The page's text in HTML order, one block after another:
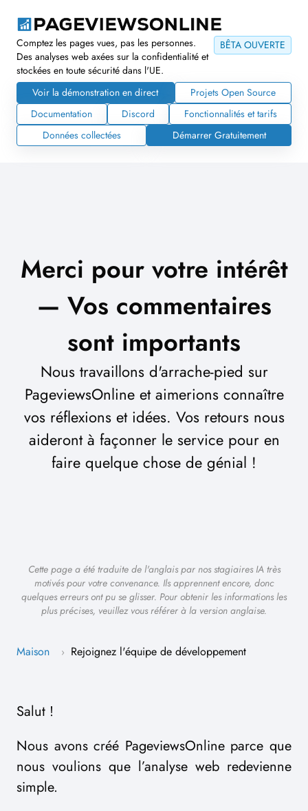
BÊTA OUVERTE
Comptez les pages vues, pas les personnes.
Des analyses web axées sur la confidentialité et
stockées en toute sécurité dans l'UE.
Voir la démonstration en direct
Projets Open Source
Documentation
Discord
Fonctionnalités et tarifs
Données collectées
Démarrer Gratuitement
Merci pour votre intérêt
— Vos commentaires
sont importants
Nous travaillons d'arrache-pied sur
PageviewsOnline et aimerions connaître
vos réflexions et idées. Vos retours nous
aideront à façonner le service pour en
faire quelque chose de génial !
Cette page a été traduite de l'anglais par nos stagiaires IA très
motivés pour votre convenance. Ils apprennent encore, donc
quelques erreurs ont pu se glisser. Pour obtenir les informations les
plus précises, veuillez vous référer à la version anglaise.
Maison › Rejoignez l'équipe de développement
Salut !
Nous avons créé PageviewsOnline parce que
nous voulions que l’analyse web redevienne
simple.